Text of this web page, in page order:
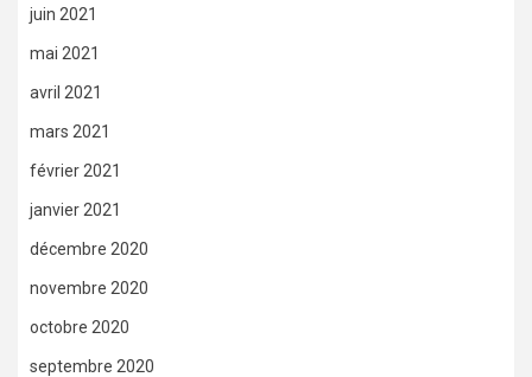
juin 2021
mai 2021
avril 2021
mars 2021
février 2021
janvier 2021
décembre 2020
novembre 2020
octobre 2020
septembre 2020